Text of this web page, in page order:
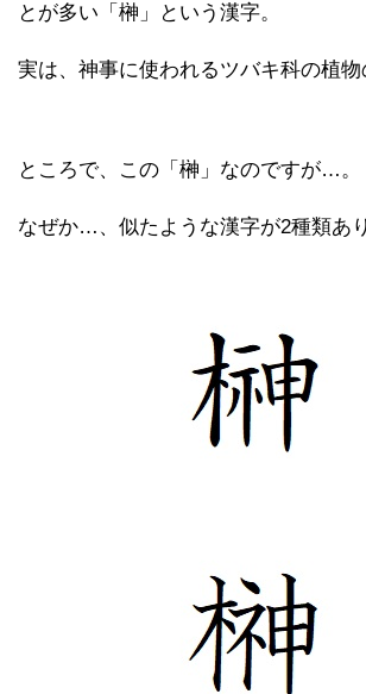
とが多い「榊」という漢字。
実は、神事に使われるツバキ科の植
ところで、この「榊」なのですが…。
なぜか…、似たような漢字が2種類あ